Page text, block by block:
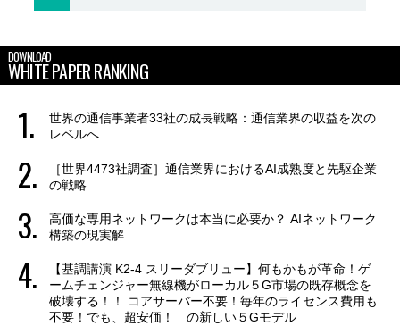
DOWNLOAD
WHITE PAPER RANKING
世界の通信事業者33社の成長戦略：通信業界の収益を次の
レベルへ
［世界4473社調査］通信業界におけるAI成熟度と先駆企業
の戦略
高価な専用ネットワークは本当に必要か？ AIネットワーク
構築の現実解
【基調講演 K2-4 スリーダブリュー】何もかもが革命！ゲ
ームチェンジャー無線機がローカル５G市場の既存概念を
破壊する！！ コアサーバー不要！毎年のライセンス費用も
不要！でも、超安価！ の新しい５Gモデル